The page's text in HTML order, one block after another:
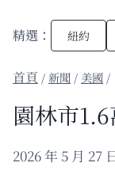
精選： 紐約
/新聞 / 美國 /
園林市
2026 年 5 月 27